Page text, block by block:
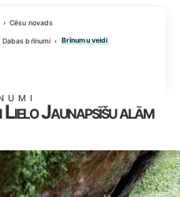
Cēsu novads
Dabas brīnumi Brīnumu veidi
Jaunapsīšu alām